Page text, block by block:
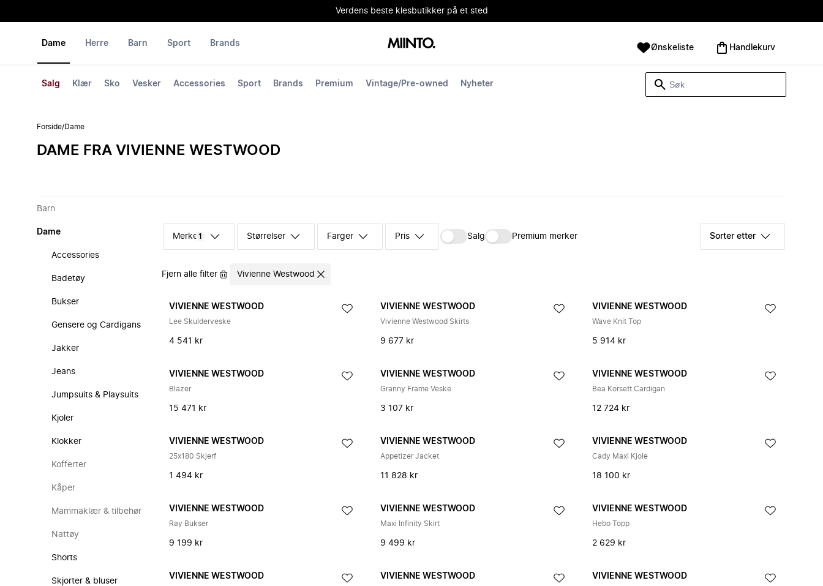
Verdens beste klesbutikker på et sted
Dame
Salg Klær Sko Vesker Accessories Sport Brands Premium Vintage/Pre-owned Nyheter
Herre Barn Sport Brands Ønskeliste Handlekurv
Forside/Dame
DAME FRA VIVIENNE WESTWOOD
Barn
Dame
Accessories
Badetøy
Bukser
Gensere og Cardigans
Jakker
Jeans
Jumpsuits & Playsuits
Kjoler
Klokker
Kofferter
Kåper
Mammaklær & tilbehør
Nattøy
Shorts
Skjorter & bluser
Merke 1 Størrelser Farger Pris Salg Premium merker Sorter etter
Fjern alle filter Vivienne Westwood
VIVIENNE WESTWOOD
Lee Skulderveske
4 541 kr
VIVIENNE WESTWOOD
Vivienne Westwood Skirts
9 677 kr
VIVIENNE WESTWOOD
Wave Knit Top
5 914 kr
VIVIENNE WESTWOOD
Blazer
15 471 kr
VIVIENNE WESTWOOD
Granny Frame Veske
3 107 kr
VIVIENNE WESTWOOD
Bea Korsett Cardigan
12 724 kr
VIVIENNE WESTWOOD
25x180 Skjerf
1 494 kr
VIVIENNE WESTWOOD
Appetizer Jacket
11 828 kr
VIVIENNE WESTWOOD
Cady Maxi Kjole
18 100 kr
VIVIENNE WESTWOOD
Ray Bukser
9 199 kr
VIVIENNE WESTWOOD
Maxi Infinity Skirt
9 499 kr
VIVIENNE WESTWOOD
Hebo Topp
2 629 kr
VIVIENNE WESTWOOD VIVIENNE WESTWOOD VIVIENNE WESTWOOD